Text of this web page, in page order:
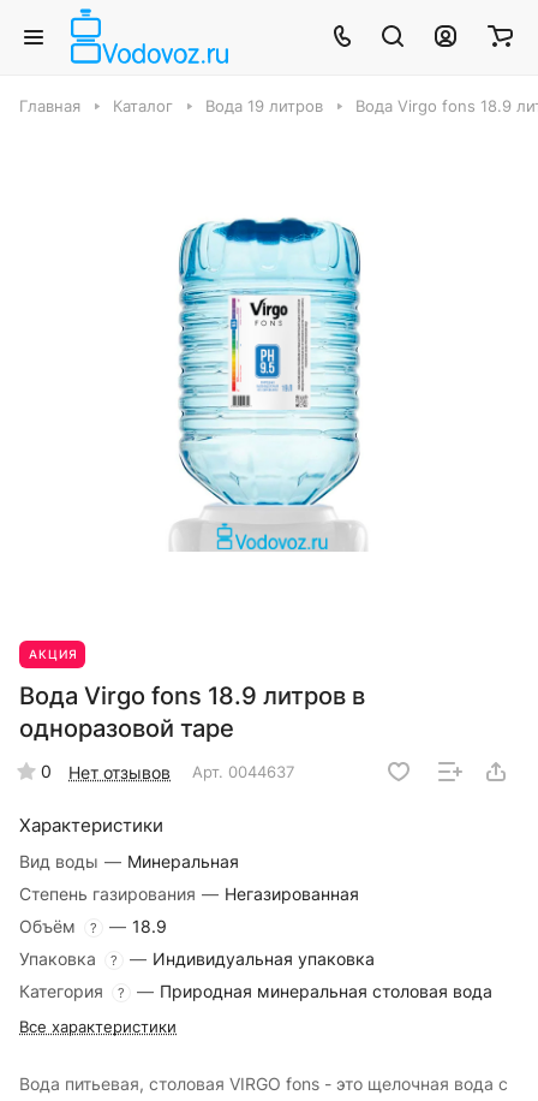
Главная Каталог Вода 19 литров Вода Virgo fons 18.9
АКЦИЯ
Вода Virgo fons 18.9 литров в
одноразовой таре
0 Нет отзывов Арт. 0044637
Характеристики
Вид воды — Минеральная
Степень газирования — Негазированная
Объём
? — 18.9
Упаковка
? — Индивидуальная упаковка
Категория
? — Природная минеральная столовая вода
Все характеристики
Вода питьевая, столовая VIRGO fons - это щелочная вода с